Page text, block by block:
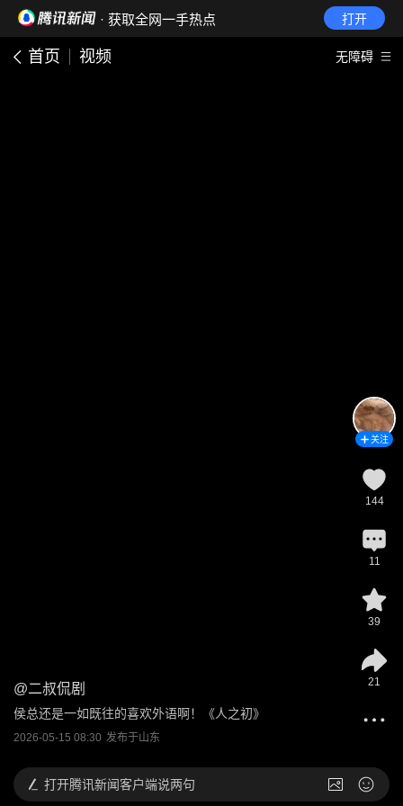
· 获取全网一手热点 打开
首页 视频 无障碍
@二叔侃剧
侯总还是一如既往的喜欢外语啊！《人之初》
2026-05-15 08:30 发布于山东
关注
144
11
39
21
打开腾讯新闻客户端说两句